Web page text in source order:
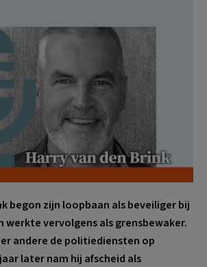
begon zijn loopbaan als beveiliger bij
werkte vervolgens als grensbewaker.
andere de politiediensten op
later nam hij afscheid als